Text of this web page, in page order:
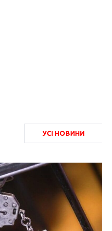
УСІ НОВИНИ